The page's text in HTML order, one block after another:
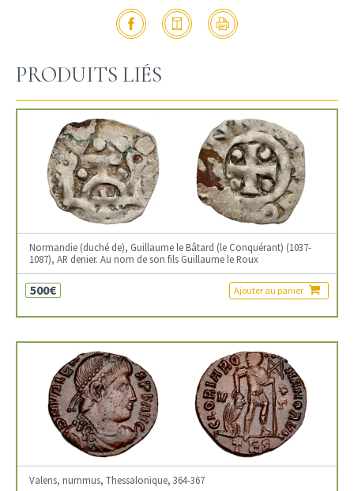
PRODUITS LIÉS
Normandie (duché de), Guillaume le Bâtard (le Conquérant) (1037-
1087), AR denier. Au nom de son fils Guillaume le Roux
500€ Ajouter au panier
Valens, nummus, Thessalonique, 364-367